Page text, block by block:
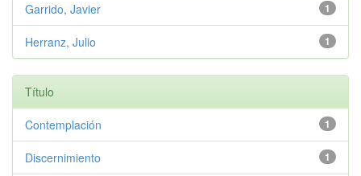
1
Garrido, Javier
1
Herranz, Julio
Título
1
Contemplación
1
Discernimiento